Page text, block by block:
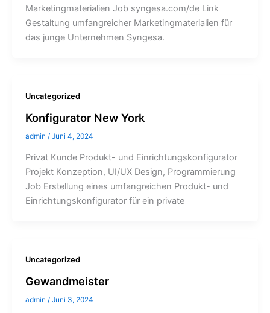
Marketingmaterialien Job syngesa.com/de Link
Gestaltung umfangreicher Marketingmaterialien für
das junge Unternehmen Syngesa.
Uncategorized
Konfigurator New York
admin / Juni 4, 2024
Privat Kunde Produkt- und Einrichtungskonfigurator
Projekt Konzeption, UI/UX Design, Programmierung
Job Erstellung eines umfangreichen Produkt- und
Einrichtungskonfigurator für ein private
Uncategorized
Gewandmeister
admin / Juni 3, 2024